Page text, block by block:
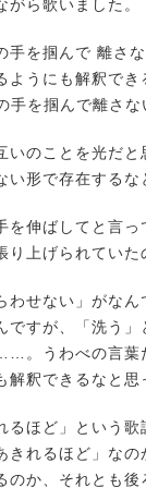
がら歌いました。
を掴んで 離さな
ようにも解釈で
手を掴んで離さな
のことを光だと
い形で存在するな
伸ばしてと言っ
り上げられていた
せない」がなん
ですが、「洗う
。うわべの言葉
解釈できるなと思
ほど」という歌
きれるほど」な
のか、それとも